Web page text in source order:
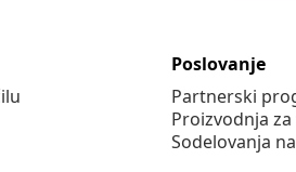
Poslovanje
Partnerski
Proizvodnja za
Sodelovanja